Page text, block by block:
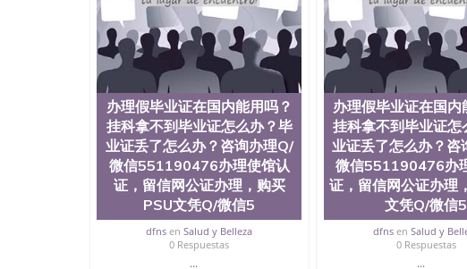
办理假毕业证在国内能用吗？
挂科拿不到毕业证怎么办？毕
业证丢了怎么办？咨询办理Q/
微信551190476办理使馆认
证，留信网公证办理，购买
PSU文凭Q/微信5
dfns enSalud y Belleza
0 Respuestas
...
办理假毕业证在国内
挂科拿不到毕业证怎
业证丢了怎么办？咨
微信551190476办
证，留信网公证办理
文凭Q/微信5
dfnsen Salud y
0 Respuestas
...